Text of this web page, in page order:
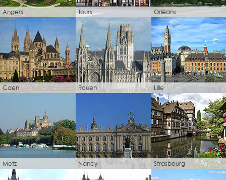
Angers Tours Orléans
Caen Rouen Lille
Metz Nancy Strasbourg